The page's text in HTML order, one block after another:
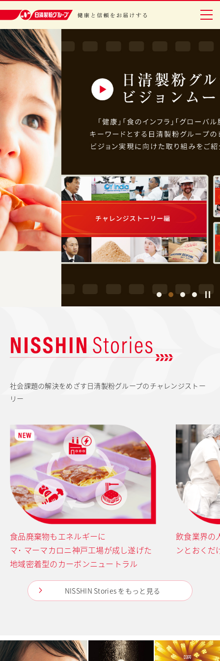
日清製粉グループ 健康と信頼をお届けする
ニュースリリース
商品情報
採用情報
グループについて
事業紹介
研究開発
安全・安心
IR情報
サステナビリティ
レシピ・エンタメ
1 2 3 4
一
社会課題の解決をめざす日清製粉グループのチャレンジストー
リー
食品廃棄物もエネルギーに
マ･ マーマカロニ神戸工場が成し遂げた
地域密着型のカーボンニュートラル
飲食業界の
ンとおくだ
NISSHIN Stories をもっと見る